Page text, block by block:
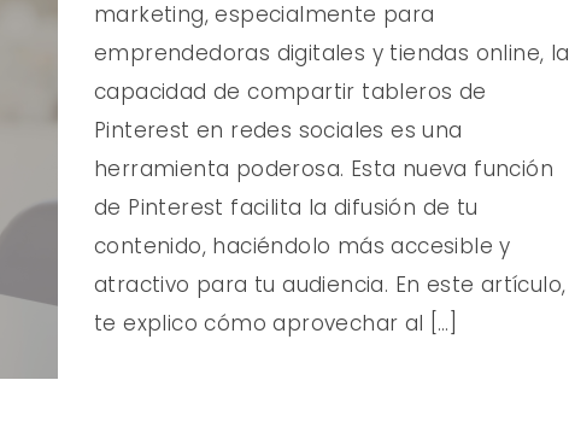
marketing, especialmente para
emprendedoras digitales y tiendas online, la
capacidad de compartir tableros de
Pinterest en redes sociales es una
herramienta poderosa. Esta nueva función
de Pinterest facilita la difusión de tu
contenido, haciéndolo más accesible y
atractivo para tu audiencia. En este artículo,
te explico cómo aprovechar al […]